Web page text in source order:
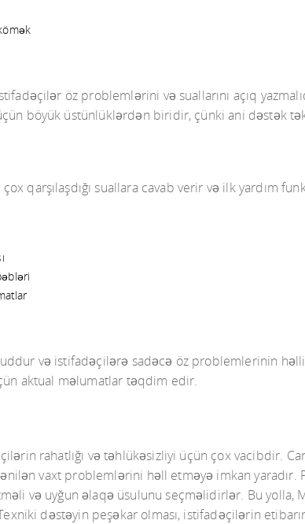
öz problemlərini və suallarını açıq
böyük üstünlüklərdən biridir, çünki ani dəstək
qarşılaşdığı suallara cavab verir və ilk yardım
və istifadəçilərə sadəcə öz problemlerinin
aktual məlumatlar təqdim edir.
rahatlığı və təhlükəsizliyi üçün çox vacibdir.
vaxt problemlərini həll etməyə imkan
və uyğun əlaqə üsulunu seçməlidirlər. Bu yolla,
dəstəyin peşəkar olması, istifadəçilərin